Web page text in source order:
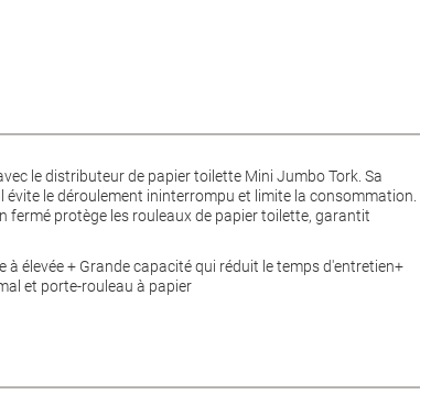
le distributeur de papier toilette Mini Jumbo Tork. Sa
le déroulement ininterrompu et limite la consommation.
fermé protège les rouleaux de papier toilette, garantit
élevée + Grande capacité qui réduit le temps d'entretien+
et porte-rouleau à papier